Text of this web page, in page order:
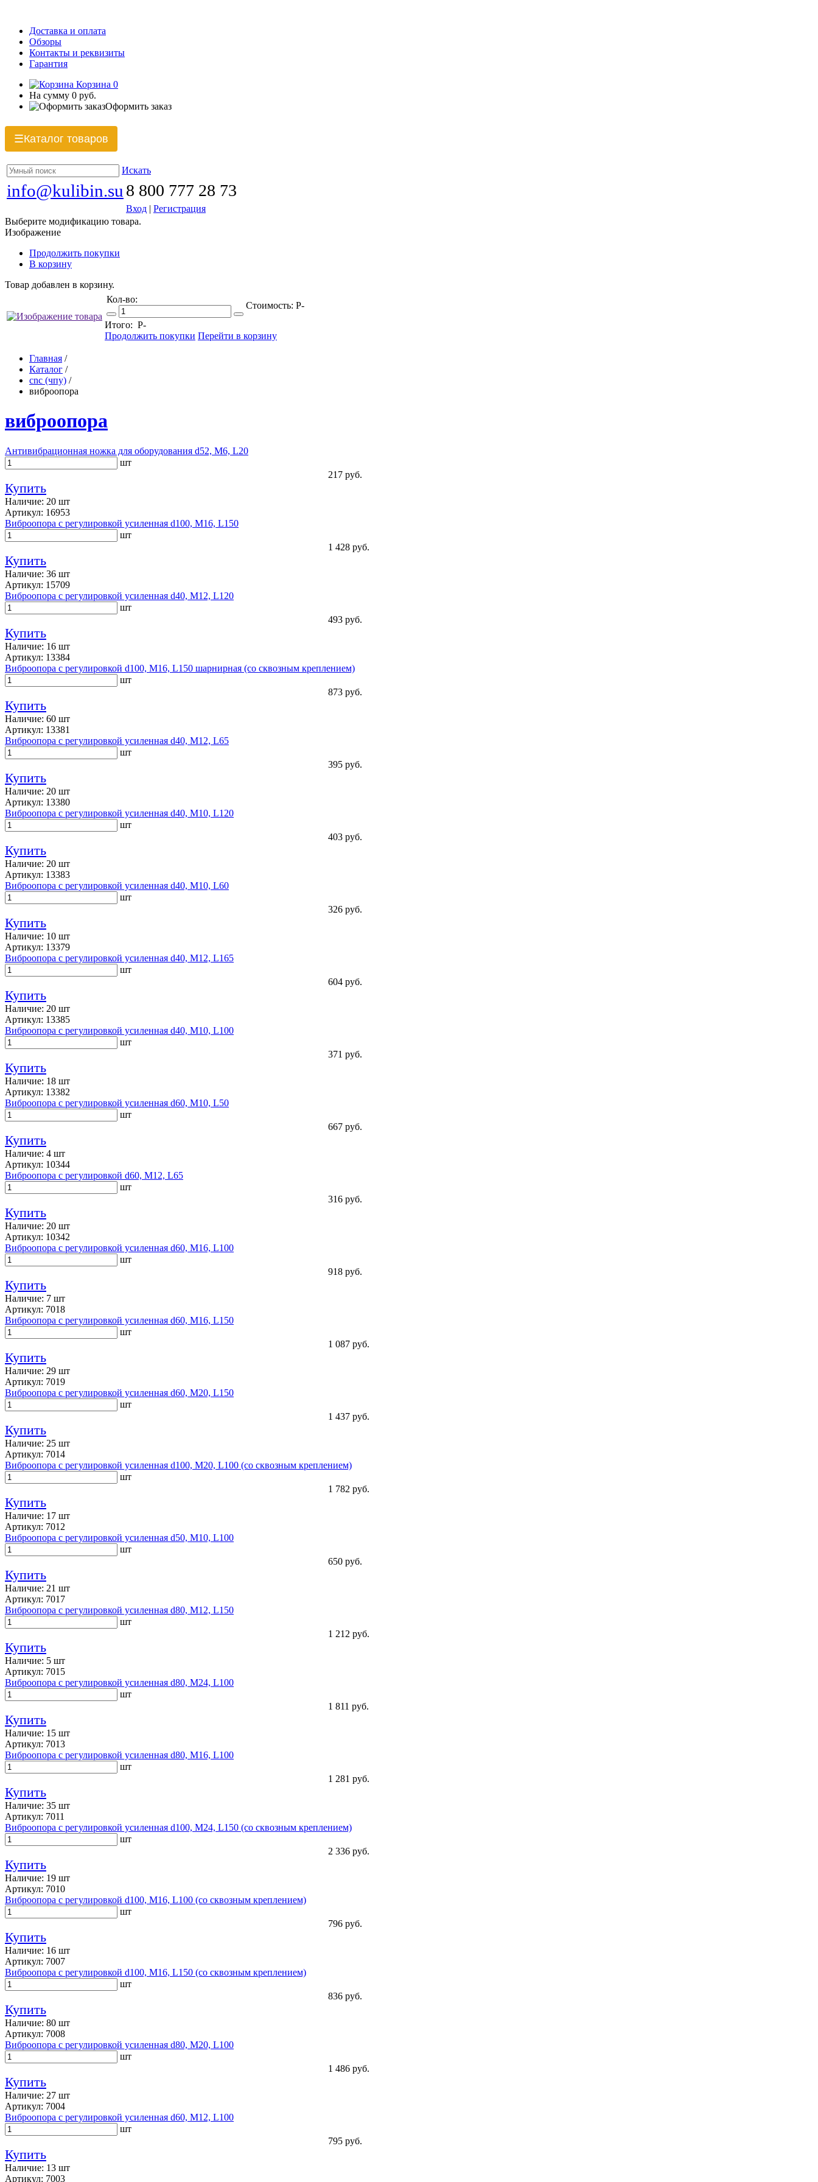
Доставка и оплата
Обзоры
Контакты и реквизиты
Гарантия
Корзина 0
На сумму 0 руб.
Оформить заказ
☰Каталог товаров
Искать
info@kulibin.su 8 800 777 28 73
Вход | Регистрация
Выберите модификацию товара.
Изображение
Продолжить покупки
В корзину
Товар добавлен в корзину.
Кол-во:
Стоимость: Р-
Итого: Р-
Продолжить покупки Перейти в корзину
Главная /
Каталог /
cnc (чпу) /
виброопора
виброопора
Антивибрационная ножка для оборудования d52, M6, L20
шт
217 руб.
Купить
Наличие: 20 шт
Артикул: 16953
Виброопора с регулировкой усиленная d100, M16, L150
шт
1 428 руб.
Купить
Наличие: 36 шт
Артикул: 15709
Виброопора с регулировкой усиленная d40, M12, L120
шт
493 руб.
Купить
Наличие: 16 шт
Артикул: 13384
Виброопора с регулировкой d100, M16, L150 шарнирная (со сквозным креплением)
шт
873 руб.
Купить
Наличие: 60 шт
Артикул: 13381
Виброопора с регулировкой усиленная d40, M12, L65
шт
395 руб.
Купить
Наличие: 20 шт
Артикул: 13380
Виброопора с регулировкой усиленная d40, M10, L120
шт
403 руб.
Купить
Наличие: 20 шт
Артикул: 13383
Виброопора с регулировкой усиленная d40, M10, L60
шт
326 руб.
Купить
Наличие: 10 шт
Артикул: 13379
Виброопора с регулировкой усиленная d40, M12, L165
шт
604 руб.
Купить
Наличие: 20 шт
Артикул: 13385
Виброопора с регулировкой усиленная d40, M10, L100
шт
371 руб.
Купить
Наличие: 18 шт
Артикул: 13382
Виброопора с регулировкой усиленная d60, M10, L50
шт
667 руб.
Купить
Наличие: 4 шт
Артикул: 10344
Виброопора с регулировкой d60, M12, L65
шт
316 руб.
Купить
Наличие: 20 шт
Артикул: 10342
Виброопора с регулировкой усиленная d60, M16, L100
шт
918 руб.
Купить
Наличие: 7 шт
Артикул: 7018
Виброопора с регулировкой усиленная d60, M16, L150
шт
1 087 руб.
Купить
Наличие: 29 шт
Артикул: 7019
Виброопора с регулировкой усиленная d60, M20, L150
шт
1 437 руб.
Купить
Наличие: 25 шт
Артикул: 7014
Виброопора с регулировкой усиленная d100, M20, L100 (со сквозным креплением)
шт
1 782 руб.
Купить
Наличие: 17 шт
Артикул: 7012
Виброопора с регулировкой усиленная d50, M10, L100
шт
650 руб.
Купить
Наличие: 21 шт
Артикул: 7017
Виброопора с регулировкой усиленная d80, M12, L150
шт
1 212 руб.
Купить
Наличие: 5 шт
Артикул: 7015
Виброопора с регулировкой усиленная d80, M24, L100
шт
1 811 руб.
Купить
Наличие: 15 шт
Артикул: 7013
Виброопора с регулировкой усиленная d80, M16, L100
шт
1 281 руб.
Купить
Наличие: 35 шт
Артикул: 7011
Виброопора с регулировкой усиленная d100, M24, L150 (со сквозным креплением)
шт
2 336 руб.
Купить
Наличие: 19 шт
Артикул: 7010
Виброопора с регулировкой d100, M16, L100 (со сквозным креплением)
шт
796 руб.
Купить
Наличие: 16 шт
Артикул: 7007
Виброопора с регулировкой d100, M16, L150 (со сквозным креплением)
шт
836 руб.
Купить
Наличие: 80 шт
Артикул: 7008
Виброопора с регулировкой усиленная d80, M20, L100
шт
1 486 руб.
Купить
Наличие: 27 шт
Артикул: 7004
Виброопора с регулировкой усиленная d60, M12, L100
шт
795 руб.
Купить
Наличие: 13 шт
Артикул: 7003